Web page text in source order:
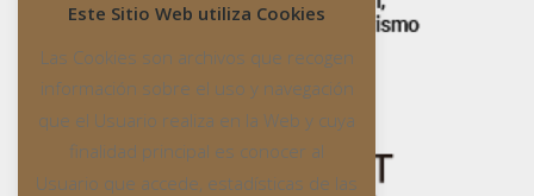
Este Sitio Web utiliza Cookies
Las Cookies son archivos que recogen
información sobre el uso y navegación
que el Usuario realiza en la Web y cuya
finalidad principal es conocer al
Usuario que accede, estadísticas de las